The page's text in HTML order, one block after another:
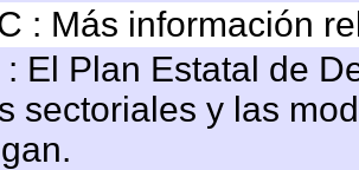
: Más información
: El Plan Estatal de
sectoriales y las